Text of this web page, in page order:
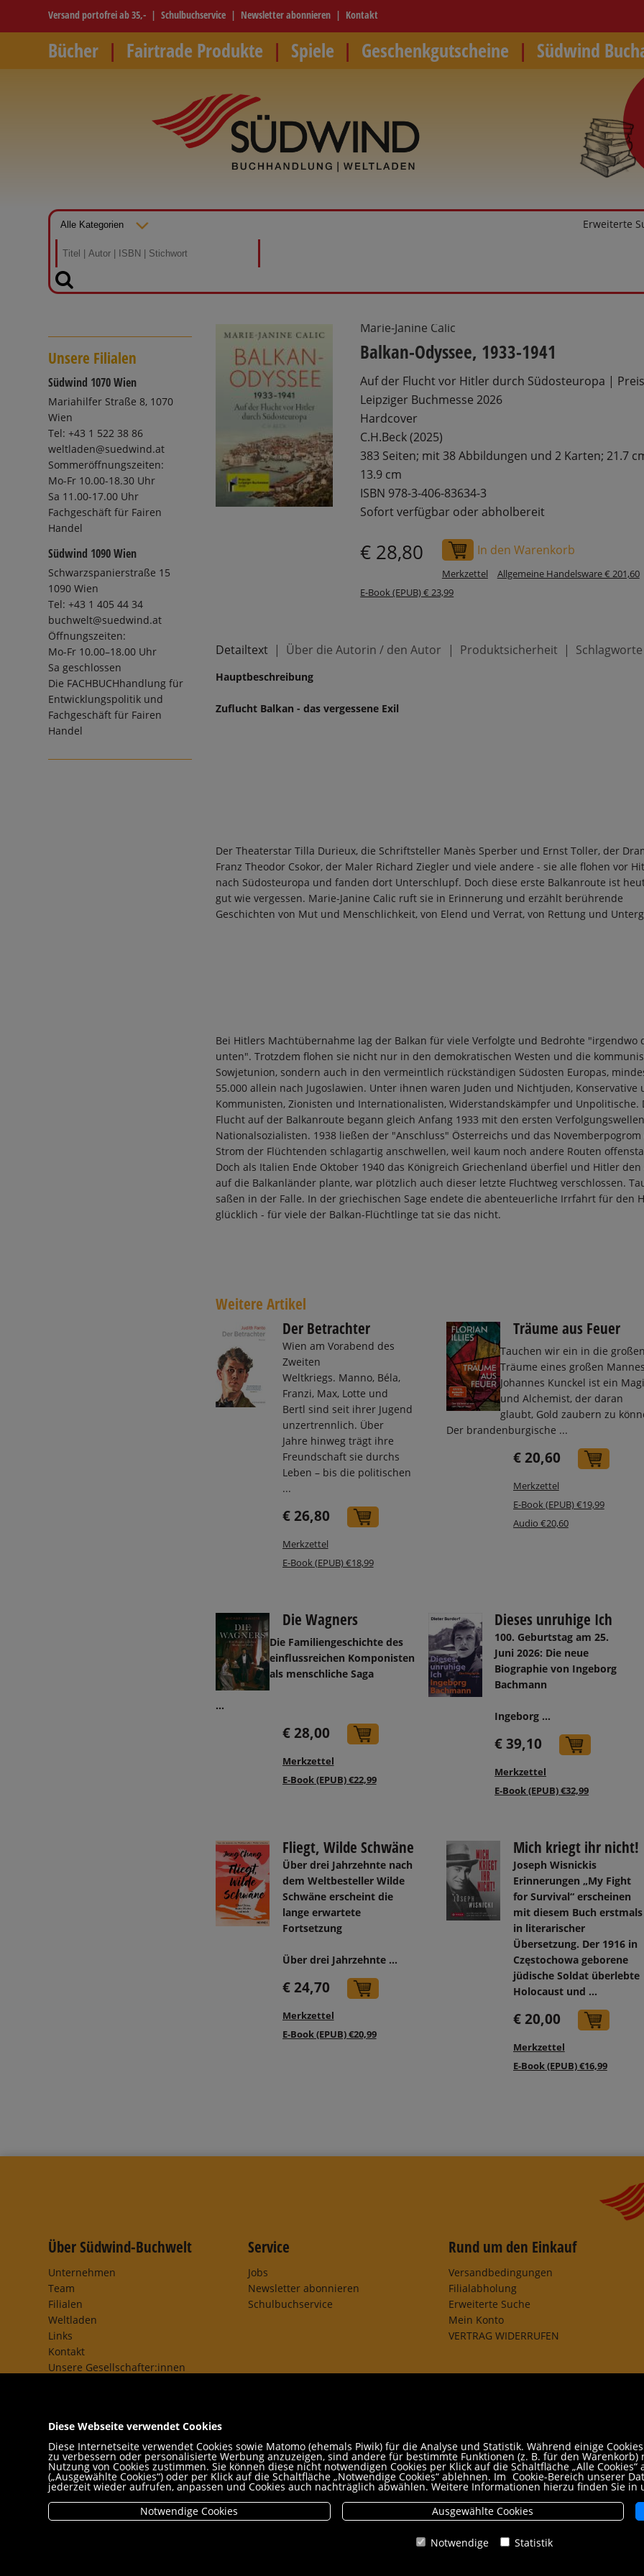
Versand portofrei ab 35,- Schulbuchservice Newsletter abonnieren Kontakt
Bücher Fairtrade Produkte Spiele Geschenkgutscheine Südwind
Erweiterte
Unsere Filialen
Südwind 1070 Wien
Mariahilfer Straße 8, 1070
Wien
Tel: +43 1 522 38 86
weltladen@suedwind.at
Sommeröffnungszeiten:
Mo-Fr 10.00-18.30 Uhr
Sa 11.00-17.00 Uhr
Fachgeschäft für Fairen
Handel
Südwind 1090 Wien
Schwarzspanierstraße 15
1090 Wien
Tel: +43 1 405 44 34
buchwelt@suedwind.at
Öffnungszeiten:
Mo-Fr 10.00–18.00 Uhr
Sa geschlossen
Die FACHBUCHhandlung für
Entwicklungspolitik und
Fachgeschäft für Fairen
Handel
Marie-Janine Calic
Balkan-Odyssee, 1933-1941
Auf der Flucht vor Hitler durch Südosteuropa |
Leipziger Buchmesse 2026
Hardcover
C.H.Beck (2025)
383 Seiten; mit 38 Abbildungen und 2 Karten; 21.7
13.9 cm
ISBN 978-3-406-83634-3
Sofort verfügbar oder abholbereit
€ 28,80 In den Warenkorb
Merkzettel
Allgemeine Handelsware € 201,60
E-Book (EPUB) € 23,99
Detailtext Über die Autorin / den Autor Produktsicherheit Schlagworte
Hauptbeschreibung
Zuflucht Balkan - das vergessene Exil
Der Theaterstar Tilla Durieux, die Schriftsteller Manès Sperber und Ernst Toller, der
Franz Theodor Csokor, der Maler Richard Ziegler und viele andere - sie alle flohen vor
nach Südosteuropa und fanden dort Unterschlupf. Doch diese erste Balkanroute ist
gut wie vergessen. Marie-Janine Calic ruft sie in Erinnerung und erzählt berührende
Geschichten von Mut und Menschlichkeit, von Elend und Verrat, von Rettung und
Bei Hitlers Machtübernahme lag der Balkan für viele Verfolgte und Bedrohte "irgendwo
unten". Trotzdem flohen sie nicht nur in den demokratischen Westen und die
Sowjetunion, sondern auch in den vermeintlich rückständigen Südosten Europas,
55.000 allein nach Jugoslawien. Unter ihnen waren Juden und Nichtjuden, Konservative
Kommunisten, Zionisten und Internationalisten, Widerstandskämpfer und Unpolitische.
Flucht auf der Balkanroute begann gleich Anfang 1933 mit den ersten
Nationalsozialisten. 1938 ließen der "Anschluss" Österreichs und das Novemberpogrom
Strom der Flüchtenden schlagartig anschwellen, weil kaum noch andere Routen
Doch als Italien Ende Oktober 1940 das Königreich Griechenland überfiel und Hitler
auf die Balkanländer plante, war plötzlich auch dieser letzte Fluchtweg verschlossen.
saßen in der Falle. In der griechischen Sage endete die abenteuerliche Irrfahrt für den
glücklich - für viele der Balkan-Flüchtlinge tat sie das nicht.
Weitere Artikel
Der Betrachter
Wien am Vorabend des
Zweiten
Weltkriegs. Manno, Béla,
Franzi, Max, Lotte und
Bertl sind seit ihrer Jugend
unzertrennlich. Über
Jahre hinweg trägt ihre
Freundschaft sie durchs
Leben – bis die politischen
...
€ 26,80
Merkzettel
E-Book (EPUB) €18,99
Träume aus Feuer
Tauchen wir ein in die großen
Träume eines großen
Johannes Kunckel ist ein
und Alchemist, der daran
glaubt, Gold zaubern zu
Der brandenburgische ...
€ 20,60
Merkzettel
E-Book (EPUB) €19,99
Audio €20,60
Die Wagners
Die Familiengeschichte des
einflussreichen Komponisten
als menschliche Saga
...
€ 28,00
Merkzettel
E-Book (EPUB) €22,99
Dieses unruhige Ich
100. Geburtstag am 25.
Juni 2026: Die neue
Biographie von Ingeborg
Bachmann
Ingeborg ...
€ 39,10
Merkzettel
E-Book (EPUB) €32,99
Fliegt, Wilde Schwäne
Über drei Jahrzehnte nach
dem Weltbesteller Wilde
Schwäne erscheint die
lange erwartete
Fortsetzung
Über drei Jahrzehnte ...
€ 24,70
Merkzettel
E-Book (EPUB) €20,99
Mich kriegt ihr nicht!
Joseph Wisnickis
Erinnerungen „My Fight
for Survival“ erscheinen
mit diesem Buch erstmals
in literarischer
Übersetzung. Der 1916 in
Częstochowa geborene
jüdische Soldat überlebte
Holocaust und ...
€ 20,00
Merkzettel
E-Book (EPUB) €16,99
Über Südwind-Buchwelt
Unternehmen
Team
Filialen
Weltladen
Links
Kontakt
Unsere Gesellschafter:innen
Freund:innen
Service
Jobs
Newsletter abonnieren
Schulbuchservice
Rund um den Einkauf
Versandbedingungen
Filialabholung
Erweiterte Suche
Mein Konto
VERTRAG WIDERRUFEN
Diese Webseite verwendet Cookies
Diese Internetseite verwendet Cookies sowie Matomo (ehemals Piwik) für die Analyse und Statistik. Während einige
zu verbessern oder personalisierte Werbung anzuzeigen, sind andere für bestimmte Funktionen (z. B. für den
Nutzung von Cookies zustimmen. Sie können diese nicht notwendigen Cookies per Klick auf die Schaltfläche „Alle
(„Ausgewählte Cookies“) oder per Klick auf die Schaltfläche „Notwendige Cookies“ ablehnen. Im Cookie-Bereich unserer
jederzeit wieder aufrufen, anpassen und Cookies auch nachträglich abwählen. Weitere Informationen hierzu finden Sie in
Notwendige Cookies
Ausgewählte Cookies
Notwendige Statistik